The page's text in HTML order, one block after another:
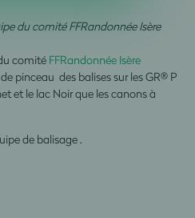
du comité FFRandonnée Isère
comité FFRandonnée Isère
pinceau des balises sur les GR® P
et le lac Noir que les canons à
de balisage .